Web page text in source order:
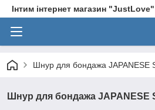
Інтим інтернет магазин "JustLove"
Шнур для бондажа JAPANESE
Шнур для бондажа JAPANESE